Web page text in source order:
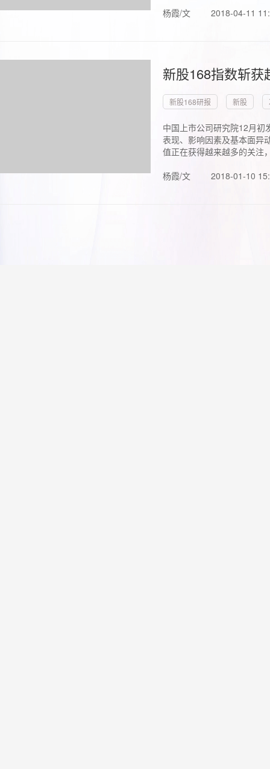
杨霞/文 2018-04-11
新股168指数斩
新股168研报 新股
中国上市公司研究院12月初
表现、影响因素及基本面异
值正在获得越来越多的关注
杨霞/文
2018-01-10